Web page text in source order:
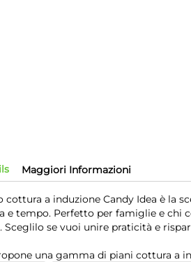
cottura a induzione Candy Idea è la
e tempo. Perfetto per famiglie e chi
Sceglilo se vuoi unire praticità e
una gamma di piani cottura a
Maggiori Informazioni